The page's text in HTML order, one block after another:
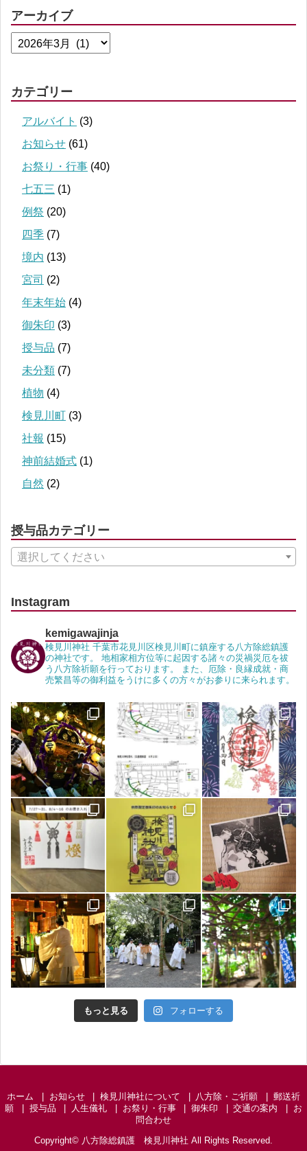
アーカイブ
カテゴリー
アルバイト (3)
お知らせ (61)
お祭り・行事 (40)
七五三 (1)
例祭 (20)
四季 (7)
境内 (13)
宮司 (2)
年末年始 (4)
御朱印 (3)
授与品 (7)
未分類 (7)
植物 (4)
検見川町 (3)
社報 (15)
神前結婚式 (1)
自然 (2)
授与品カテゴリー
選択してください
Instagram
kemigawajinja
検見川神社 千葉市花見川区検見川町に鎮座する八方除総鎮護
の神社です。 地相家相方位等に起因する諸々の災禍災厄を祓
う八方除祈願を行っております。 また、厄除・良縁成就・商
売繁昌等の御利益をうけに多くの方々がお参りに来られます。
もっと見る フォローする
ホーム お知らせ 検見川神社について 八方除・ご祈願
郵送祈
願
授与品 人生儀礼 お祭り・行事 御朱印 交通の案内
お
問合わせ
Copyright© 八方除総鎮護 検見川神社 All Rights Reserved.